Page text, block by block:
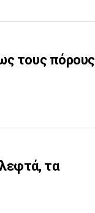
τους πόρους
τα